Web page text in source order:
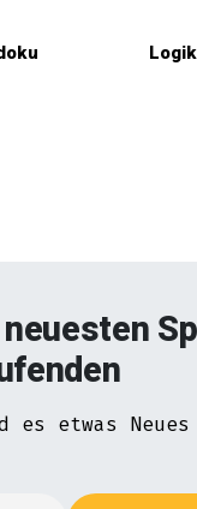
es etwas